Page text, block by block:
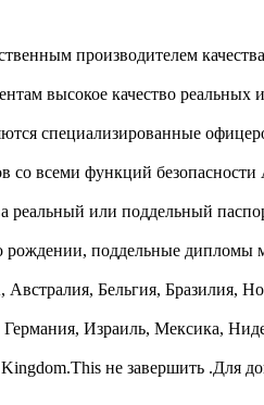
производителем
высокое качество
специализированные
со всеми функций
реальный или поддельный
рождении, поддельные
Бельгия, Бразилия,
Израиль, Мексика,
не завершить .Для